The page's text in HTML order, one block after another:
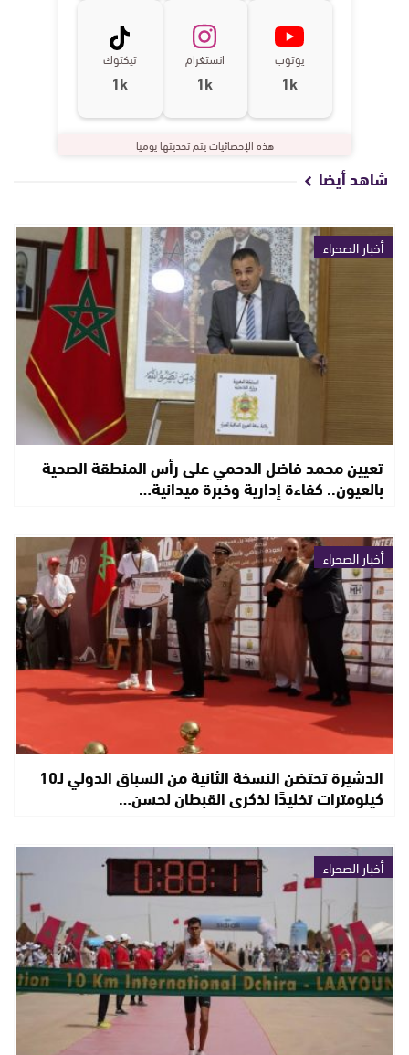
يوتوب
1k
انستغرام
1k
تيكتوك
1k
هذه الإحصائيات يتم تحديثها يوميا
شاهد أيضا
أخبار الصحراء
تعيين محمد فاضل الدحمي على رأس المنطقة الصحية
بالعيون.. كفاءة إدارية وخبرة ميدانية…
أخبار الصحراء
الدشيرة تحتضن النسخة الثانية من السباق الدولي لـ10
كيلومترات تخليدًا لذكرى القبطان لحسن…
أخبار الصحراء